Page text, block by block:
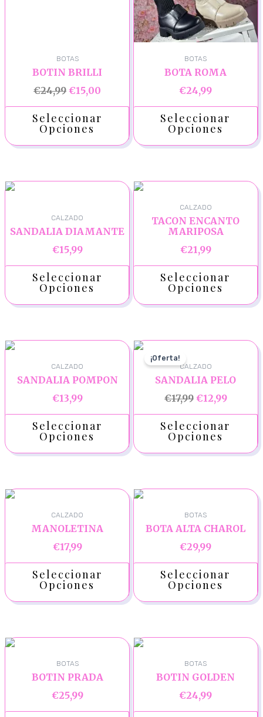
BOTAS
BOTIN BRILLI
€24,99 €15,00
Seleccionar
Opciones
BOTAS
BOTA ROMA
€24,99
Seleccionar
Opciones
CALZADO
SANDALIA DIAMANTE
€15,99
Seleccionar
Opciones
CALZADO
TACON ENCANTO
MARIPOSA
€21,99
Seleccionar
Opciones
CALZADO
SANDALIA POMPON
€13,99
Seleccionar
Opciones
¡Oferta!
CALZADO
SANDALIA PELO
€17,99 €12,99
Seleccionar
Opciones
CALZADO
MANOLETINA
€17,99
Seleccionar
Opciones
BOTAS
BOTA ALTA CHAROL
€29,99
Seleccionar
Opciones
BOTAS
BOTIN PRADA
€25,99
BOTAS
BOTIN GOLDEN
€24,99